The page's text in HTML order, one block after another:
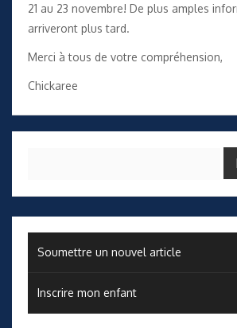
21 au 23 novembre! De plus amples
arriveront plus tard.
Merci à tous de votre compréhension,
Chickaree
Soumettre un nouvel article
Inscrire mon enfant